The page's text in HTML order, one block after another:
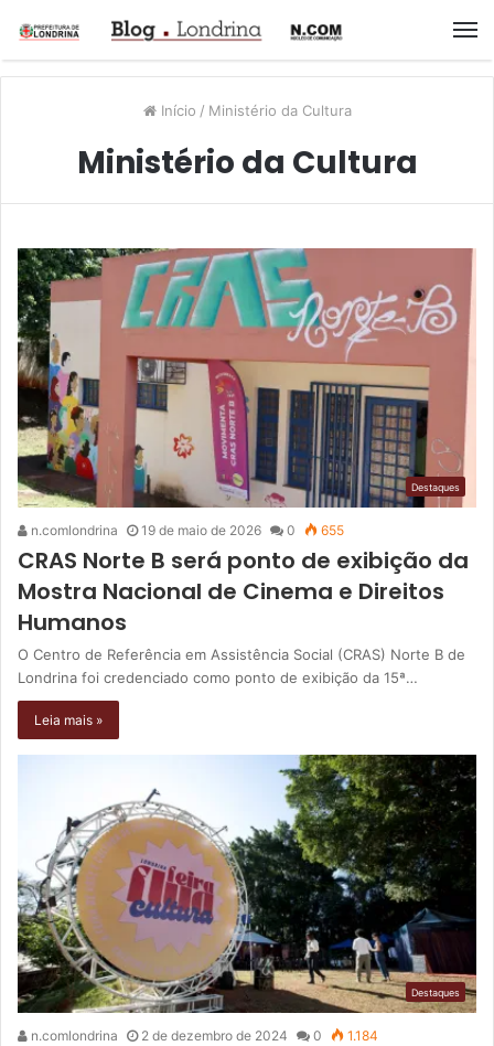
Início / Ministério da Cultura
Ministério da Cultura
Destaques
n.comlondrina 19 de maio de 2026 0 655
CRAS Norte B será ponto de exibição da
Mostra Nacional de Cinema e Direitos
Humanos
O Centro de Referência em Assistência Social (CRAS) Norte B de
Londrina foi credenciado como ponto de exibição da 15ª…
Leia mais »
Destaques
n.comlondrina 2 de dezembro de 2024 0 1.184